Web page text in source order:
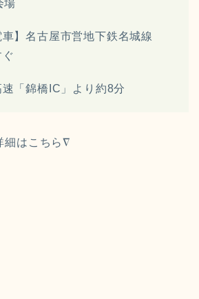
場
車】名古屋市営地下鉄名城線
ぐ
速「錦橋IC」より約8分
細はこちら∇